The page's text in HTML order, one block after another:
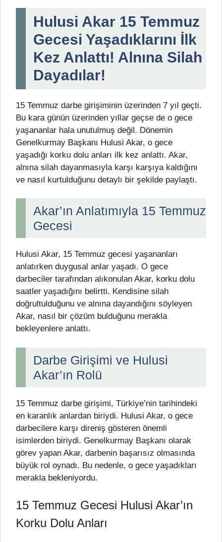
Hulusi Akar 15 Temmuz
Gecesi Yaşadıklarını İlk
Kez Anlattı! Alnına Silah
Dayadılar!
15 Temmuz darbe girişiminin üzerinden 7 yıl geçti.
Bu kara günün üzerinden yıllar geçse de o gece
yaşananlar hala unutulmuş değil. Dönemin
Genelkurmay Başkanı Hulusi Akar, o gece
yaşadığı korku dolu anları ilk kez anlattı. Akar,
alnına silah dayanmasıyla karşı karşıya kaldığını
ve nasıl kurtulduğunu detaylı bir şekilde paylaştı.
Akar’ın Anlatımıyla 15 Temmuz
Gecesi
Hulusi Akar, 15 Temmuz gecesi yaşananları
anlatırken duygusal anlar yaşadı. O gece
darbeciler tarafından alıkonulan Akar, korku dolu
saatler yaşadığını belirtti. Kendisine silah
doğrultulduğunu ve alnına dayandığını söyleyen
Akar, nasıl bir çözüm bulduğunu merakla
bekleyenlere anlattı.
Darbe Girişimi ve Hulusi
Akar’ın Rolü
15 Temmuz darbe girişimi, Türkiye’nin tarihindeki
en karanlık anlardan biriydi. Hulusi Akar, o gece
darbecilere karşı direniş gösteren önemli
isimlerden biriydi. Genelkurmay Başkanı olarak
görev yapan Akar, darbenin başarısız olmasında
büyük rol oynadı. Bu nedenle, o gece yaşadıkları
merakla bekleniyordu.
15 Temmuz Gecesi Hulusi Akar’ın
Korku Dolu Anları